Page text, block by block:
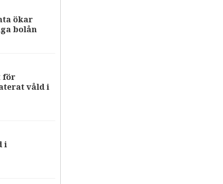
ökar
bolån
för
våld i
i